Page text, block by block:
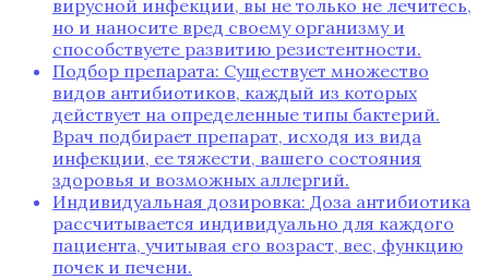
вирусной инфекции‚ вы не только не лечитесь‚
но и наносите вред своему организму и
способствуете развитию резистентности.
Подбор препарата: Существует множество
видов антибиотиков‚ каждый из которых
действует на определенные типы бактерий.
Врач подбирает препарат‚ исходя из вида
инфекции‚ ее тяжести‚ вашего состояния
здоровья и возможных аллергий.
Индивидуальная дозировка: Доза антибиотика
рассчитывается индивидуально для каждого
пациента‚ учитывая его возраст‚ вес‚ функцию
почек и печени.